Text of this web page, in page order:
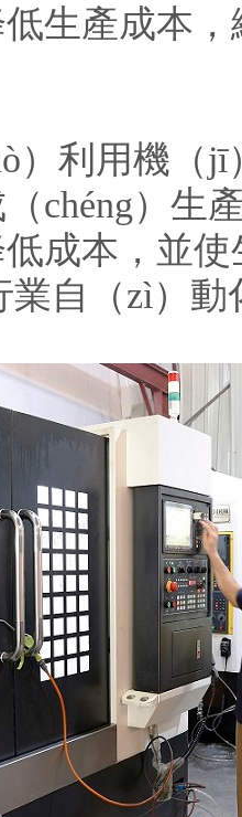
生產成本
）利用機（
chéng）生
成本，並
業自（zì）